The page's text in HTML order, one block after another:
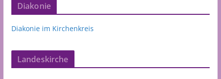
Diakonie
Diakonie im Kirchenkreis
Landeskirche